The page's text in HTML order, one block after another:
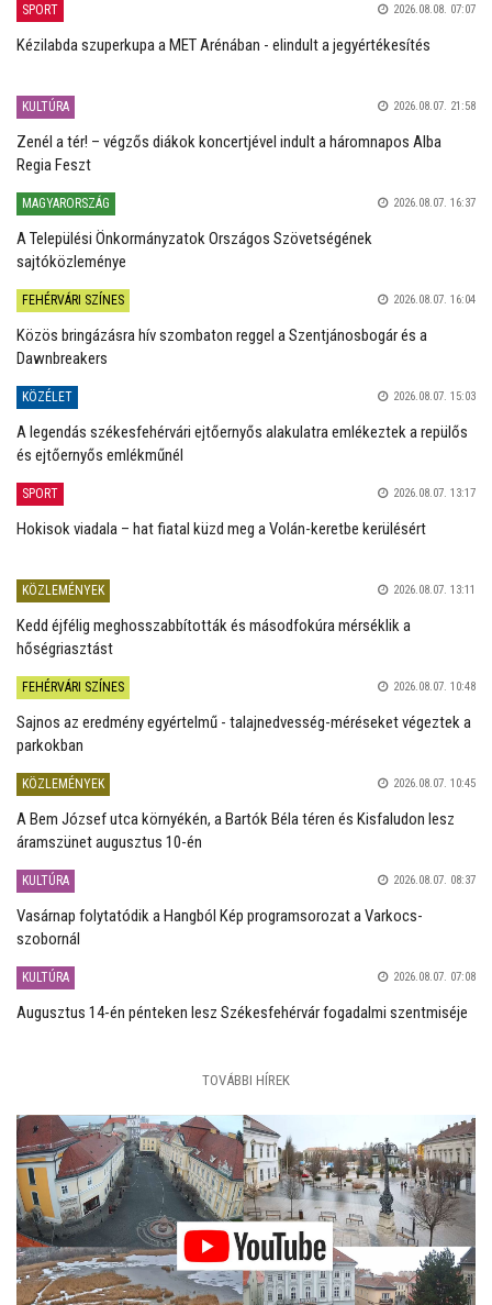
SPORT 2026.08.08. 07:07
Kézilabda szuperkupa a MET Arénában - elindult a jegyértékesítés
KULTÚRA 2026.08.07. 21:58
Zenél a tér! – végzős diákok koncertjével indult a háromnapos Alba
Regia Feszt
MAGYARORSZÁG 2026.08.07. 16:37
A Települési Önkormányzatok Országos Szövetségének
sajtóközleménye
FEHÉRVÁRI SZÍNES 2026.08.07. 16:04
Közös bringázásra hív szombaton reggel a Szentjánosbogár és a
Dawnbreakers
KÖZÉLET 2026.08.07. 15:03
A legendás székesfehérvári ejtőernyős alakulatra emlékeztek a repülős
és ejtőernyős emlékműnél
SPORT 2026.08.07. 13:17
Hokisok viadala – hat fiatal küzd meg a Volán-keretbe kerülésért
KÖZLEMÉNYEK 2026.08.07. 13:11
Kedd éjfélig meghosszabbították és másodfokúra mérséklik a
hőségriasztást
FEHÉRVÁRI SZÍNES 2026.08.07. 10:48
Sajnos az eredmény egyértelmű - talajnedvesség-méréseket végeztek a
parkokban
KÖZLEMÉNYEK 2026.08.07. 10:45
A Bem József utca környékén, a Bartók Béla téren és Kisfaludon lesz
áramszünet augusztus 10-én
KULTÚRA 2026.08.07. 08:37
Vasárnap folytatódik a Hangból Kép programsorozat a Varkocs-
szobornál
KULTÚRA 2026.08.07. 07:08
Augusztus 14-én pénteken lesz Székesfehérvár fogadalmi szentmiséje
TOVÁBBI HÍREK